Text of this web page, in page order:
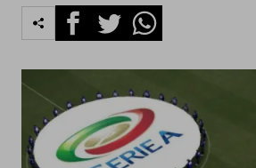
FacebookTwitterWhatsapp